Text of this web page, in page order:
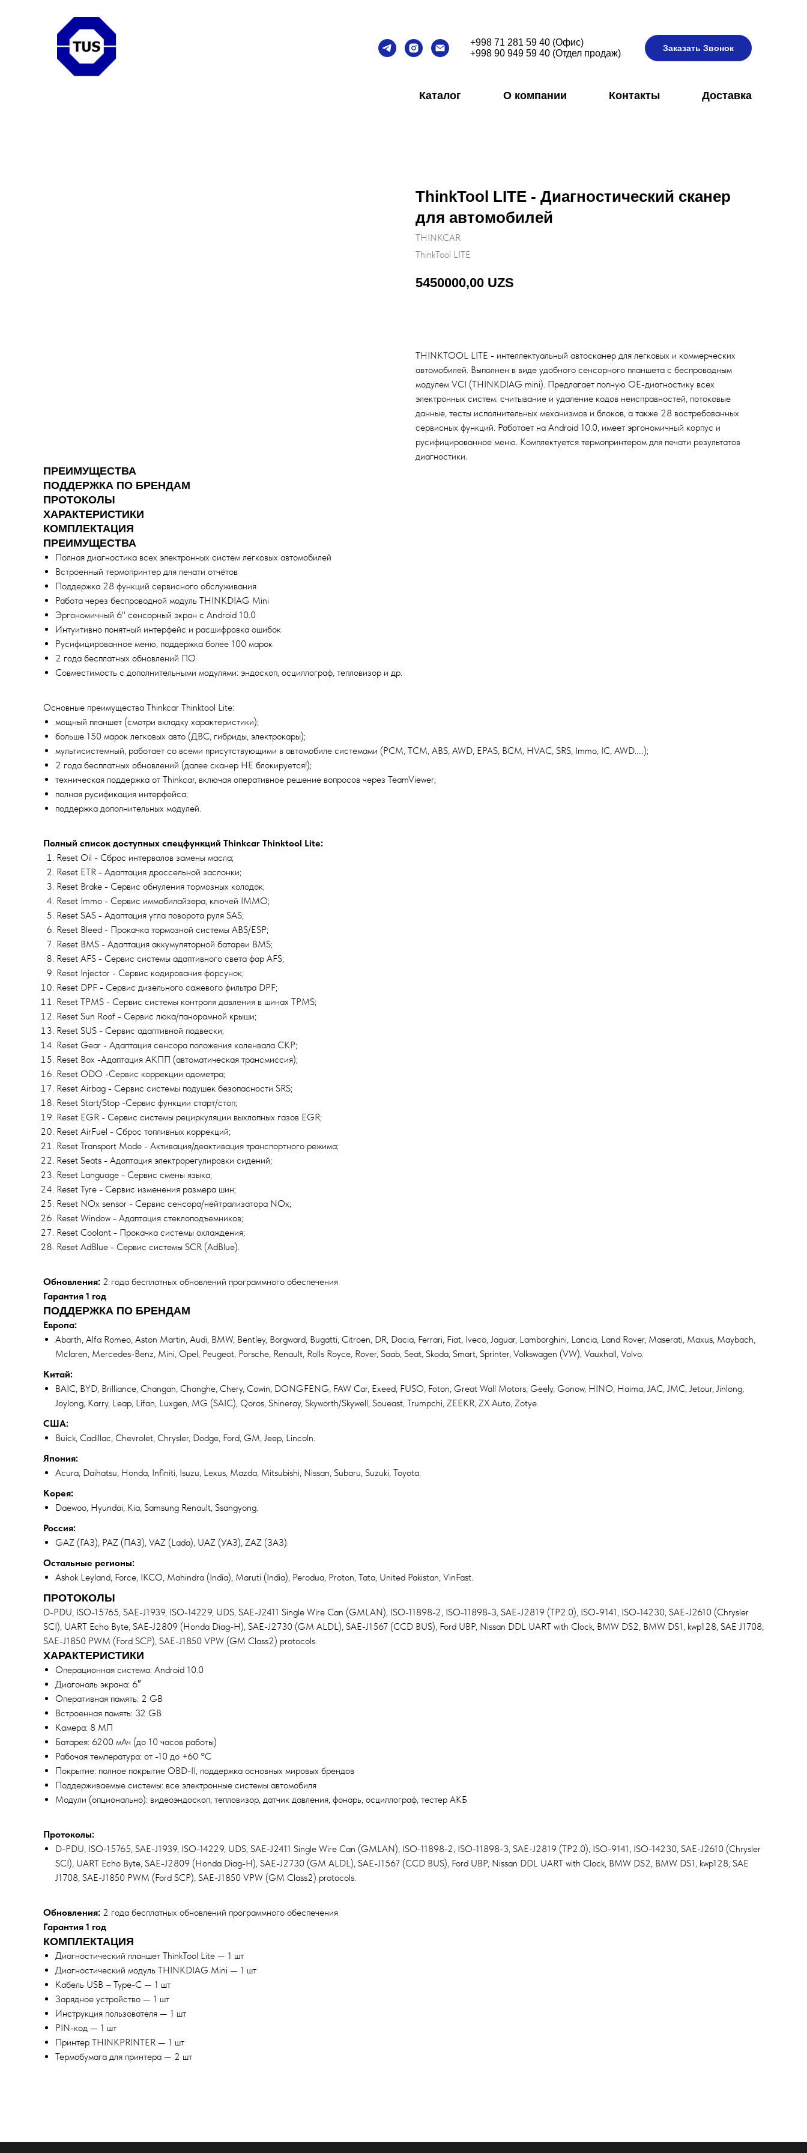
+998 71 281 59 40 (Офис)
+998 90 949 59 40 (Отдел продаж)
Заказать Звонок
Каталог О компании Контакты Доставка
ThinkTool LITE - Диагностический сканер
для автомобилей
THINKCAR
ThinkTool LITE
5450000,00 UZS
THINKTOOL LITE - интеллектуальный автосканер для легковых и коммерческих
автомобилей. Выполнен в виде удобного сенсорного планшета с беспроводным
модулем VCI (THINKDIAG mini). Предлагает полную OE-диагностику всех
электронных систем: считывание и удаление кодов неисправностей, потоковые
данные, тесты исполнительных механизмов и блоков, а также 28 востребованных
сервисных функций. Работает на Android 10.0, имеет эргономичный корпус и
русифицированное меню. Комплектуется термопринтером для печати результатов
диагностики.
ПРЕИМУЩЕСТВА
ПОДДЕРЖКА ПО БРЕНДАМ
ПРОТОКОЛЫ
ХАРАКТЕРИСТИКИ
КОМПЛЕКТАЦИЯ
ПРЕИМУЩЕСТВА
Полная диагностика всех электронных систем легковых автомобилей
Встроенный термопринтер для печати отчётов
Поддержка 28 функций сервисного обслуживания
Работа через беспроводной модуль THINKDIAG Mini
Эргономичный 6" сенсорный экран с Android 10.0
Интуитивно понятный интерфейс и расшифровка ошибок
Русифицированное меню, поддержка более 100 марок
2 года бесплатных обновлений ПО
Совместимость с дополнительными модулями: эндоскоп, осциллограф, тепловизор и др.
Основные преимущества Thinkcar Thinktool Lite:
мощный планшет (смотри вкладку характеристики);
больше 150 марок легковых авто (ДВС, гибриды, электрокары);
мультисистемный, работает со всеми присутствующими в автомобиле системами (PCM, TCM, ABS, AWD, EPAS, BCM, HVAC, SRS, Immo, IC, AWD.....);
2 года бесплатных обновлений (далее сканер НЕ блокируется!);
техническая поддержка от Thinkcar, включая оперативное решение вопросов через TeamViewer;
полная русификация интерфейса;
поддержка дополнительных модулей.
Полный список доступных спецфункций Thinkcar Thinktool Lite:
Reset Oil - Сброс интервалов замены масла;
Reset ETR - Адаптация дроссельной заслонки;
Reset Brake - Сервис обнуления тормозных колодок;
Reset Immo - Сервис иммобилайзера, ключей IMMO;
Reset SAS - Адаптация угла поворота руля SAS;
Reset Bleed - Прокачка тормозной системы ABS/ESP;
Reset BMS - Адаптация аккумуляторной батареи BMS;
Reset AFS - Сервис системы адаптивного света фар AFS;
Reset Injector - Сервис кодирования форсунок;
Reset DPF - Сервис дизельного сажевого фильтра DPF;
Reset TPMS - Сервис системы контроля давления в шинах TPMS;
Reset Sun Roof - Сервис люка/панорамной крыши;
Reset SUS - Сервис адаптивной подвески;
Reset Gear - Адаптация сенсора положения коленвала CKP;
Reset Box -Адаптация АКПП (автоматическая трансмиссия);
Reset ODO -Сервис коррекции одометра;
Reset Airbag - Сервис системы подушек безопасности SRS;
Reset Start/Stop -Сервис функции старт/стоп;
Reset EGR - Сервис системы рециркуляции выхлопных газов EGR;
Reset AirFuel - Сброс топливных коррекций;
Reset Transport Mode - Активация/деактивация транспортного режима;
Reset Seats - Адаптация электрорегулировки сидений;
Reset Language - Сервис смены языка;
Reset Tyre - Сервис изменения размера шин;
Reset NOx sensor - Сервис сенсора/нейтрализатора NOx;
Reset Window - Адаптация стеклоподъемников;
Reset Coolant - Прокачка системы охлаждения;
Reset AdBlue - Сервис системы SCR (AdBlue).
Обновления: 2 года бесплатных обновлений программного обеспечения
Гарантия 1 год
ПОДДЕРЖКА ПО БРЕНДАМ
Европа:
Abarth, Alfa Romeo, Aston Martin, Audi, BMW, Bentley, Borgward, Bugatti, Citroen, DR, Dacia, Ferrari, Fiat, Iveco, Jaguar, Lamborghini, Lancia, Land Rover, Maserati, Maxus, Maybach,
Mclaren, Mercedes-Benz, Mini, Opel, Peugeot, Porsche, Renault, Rolls Royce, Rover, Saab, Seat, Skoda, Smart, Sprinter, Volkswagen (VW), Vauxhall, Volvo.
Китай:
BAIC, BYD, Brilliance, Changan, Changhe, Chery, Cowin, DONGFENG, FAW Car, Exeed, FUSO, Foton, Great Wall Motors, Geely, Gonow, HINO, Haima, JAC, JMC, Jetour, Jinlong,
Joylong, Karry, Leap, Lifan, Luxgen, MG (SAIC), Qoros, Shineray, Skyworth/Skywell, Soueast, Trumpchi, ZEEKR, ZX Auto, Zotye.
США:
Buick, Cadillac, Chevrolet, Chrysler, Dodge, Ford, GM, Jeep, Lincoln.
Япония:
Acura, Daihatsu, Honda, Infiniti, Isuzu, Lexus, Mazda, Mitsubishi, Nissan, Subaru, Suzuki, Toyota.
Корея:
Daewoo, Hyundai, Kia, Samsung Renault, Ssangyong.
Россия:
GAZ (ГАЗ), PAZ (ПАЗ), VAZ (Lada), UAZ (УАЗ), ZAZ (ЗАЗ).
Остальные регионы:
Ashok Leyland, Force, IKCO, Mahindra (India), Maruti (India), Perodua, Proton, Tata, United Pakistan, VinFast.
ПРОТОКОЛЫ
D-PDU, ISO-15765, SAE-J1939, ISO-14229, UDS, SAE-J2411 Single Wire Can (GMLAN), ISO-11898-2, ISO-11898-3, SAE-J2819 (TP2.0), ISO-9141, ISO-14230, SAE-J2610 (Chrysler
SCI), UART Echo Byte, SAE-J2809 (Honda Diag-H), SAE-J2730 (GM ALDL), SAE-J1567 (CCD BUS), Ford UBP, Nissan DDL UART with Clock, BMW DS2, BMW DS1, kwp128, SAE J1708,
SAE-J1850 PWM (Ford SCP), SAE-J1850 VPW (GM Class2) protocols.
ХАРАКТЕРИСТИКИ
Операционная система: Android 10.0
Диагональ экрана: 6″
Оперативная память: 2 GB
Встроенная память: 32 GB
Камера: 8 МП
Батарея: 6200 мАч (до 10 часов работы)
Рабочая температура: от -10 до +60 °C
Покрытие: полное покрытие OBD-II, поддержка основных мировых брендов
Поддерживаемые системы: все электронные системы автомобиля
Модули (опционально): видеоэндоскоп, тепловизор, датчик давления, фонарь, осциллограф, тестер АКБ
Протоколы:
D-PDU, ISO-15765, SAE-J1939, ISO-14229, UDS, SAE-J2411 Single Wire Can (GMLAN), ISO-11898-2, ISO-11898-3, SAE-J2819 (TP2.0), ISO-9141, ISO-14230, SAE-J2610 (Chrysler
SCI), UART Echo Byte, SAE-J2809 (Honda Diag-H), SAE-J2730 (GM ALDL), SAE-J1567 (CCD BUS), Ford UBP, Nissan DDL UART with Clock, BMW DS2, BMW DS1, kwp128, SAE
J1708, SAE-J1850 PWM (Ford SCP), SAE-J1850 VPW (GM Class2) protocols.
Обновления: 2 года бесплатных обновлений программного обеспечения
Гарантия 1 год
КОМПЛЕКТАЦИЯ
Диагностический планшет ThinkTool Lite — 1 шт
Диагностический модуль THINKDIAG Mini — 1 шт
Кабель USB – Type-C — 1 шт
Зарядное устройство — 1 шт
Инструкция пользователя — 1 шт
PIN-код — 1 шт
Принтер THINKPRINTER — 1 шт
Термобумага для принтера — 2 шт